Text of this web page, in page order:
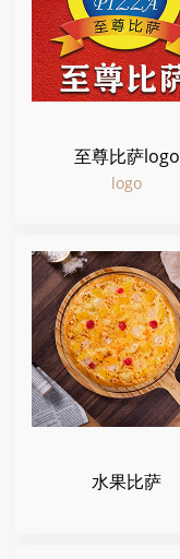
至尊比萨logo
logo
水果比萨